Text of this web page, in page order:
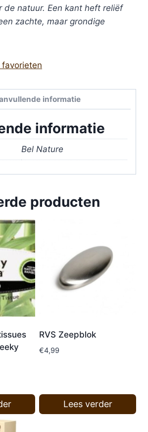
de natuur. Een kant heft reliëf
zachte, maar grondige
informatie
informatie
Bel Nature
producten
RVS Zeepblok
€4,99
Lees verder